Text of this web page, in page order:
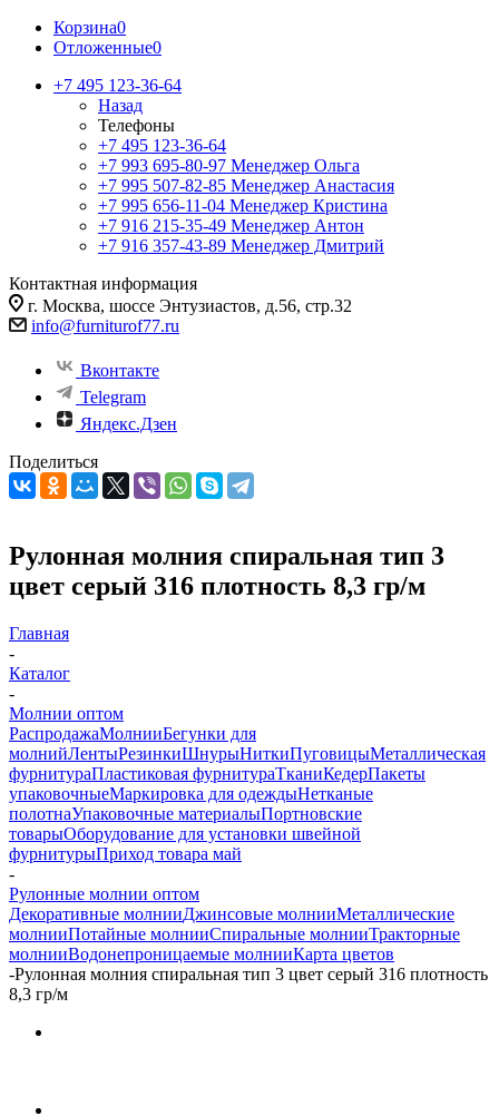
Корзина0
Отложенные0
+7 495 123-36-64
Назад
Телефоны
+7 495 123-36-64
+7 993 695-80-97 Менеджер Ольга
+7 995 507-82-85 Менеджер Анастасия
+7 995 656-11-04 Менеджер Кристина
+7 916 215-35-49 Менеджер Антон
+7 916 357-43-89 Менеджер Дмитрий
Контактная информация
г. Москва, шоссе Энтузиастов, д.56, стр.32
info@furniturof77.ru
Вконтакте
Telegram
Яндекс.Дзен
Поделиться
Рулонная молния спиральная тип 3
цвет серый 316 плотность 8,3 гр/м
Главная
-
Каталог
-
Молнии оптом
РаспродажаМолнииБегунки для
молнийЛентыРезинкиШнурыНиткиПуговицыМеталлическая
фурнитураПластиковая фурнитураТканиКедерПакеты
упаковочныеМаркировка для одеждыНетканые
полотнаУпаковочные материалыПортновские
товарыОборудование для установки швейной
фурнитурыПриход товара май
-
Рулонные молнии оптом
Декоративные молнииДжинсовые молнииМеталлические
молнииПотайные молнииСпиральные молнииТракторные
молнииВодонепроницаемые молнииКарта цветов
-Рулонная молния спиральная тип 3 цвет серый 316 плотность
8,3 гр/м